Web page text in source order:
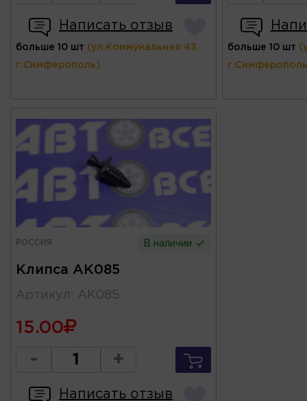
Написать отзыв
больше 10 шт (ул.Коммунальная 43,
г.Симферополь)
больше 10 шт
РОССИЯ В наличии
Клипса AK085
Артикул : AK085
15.00
- +
Написать отзыв